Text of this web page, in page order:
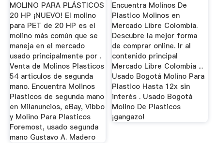
MOLINO PARA PLÁSTICOS
20 HP ¡NUEVO! El molino
para PET de 20 HP es el
molino más común que se
maneja en el mercado
usado principalmente por .
Venta de Molinos Plasticos
54 articulos de segunda
mano. Encuentra Molinos
Plasticos de segunda mano
en Milanuncios, eBay, Vibbo
y Molino Para Plasticos
Foremost, usado segunda
mano Gustavo A. Madero
Encuentra Molinos De
Plastico Molinos en
Mercado Libre Colombia.
Descubre la mejor forma
de comprar online. Ir al
contenido principal
Mercado Libre Colombia ...
Usado Bogotá Molino Para
Plastico Hasta 12x sin
interés . Usado Bogotá
Molino De Plasticos
¡gangazo!